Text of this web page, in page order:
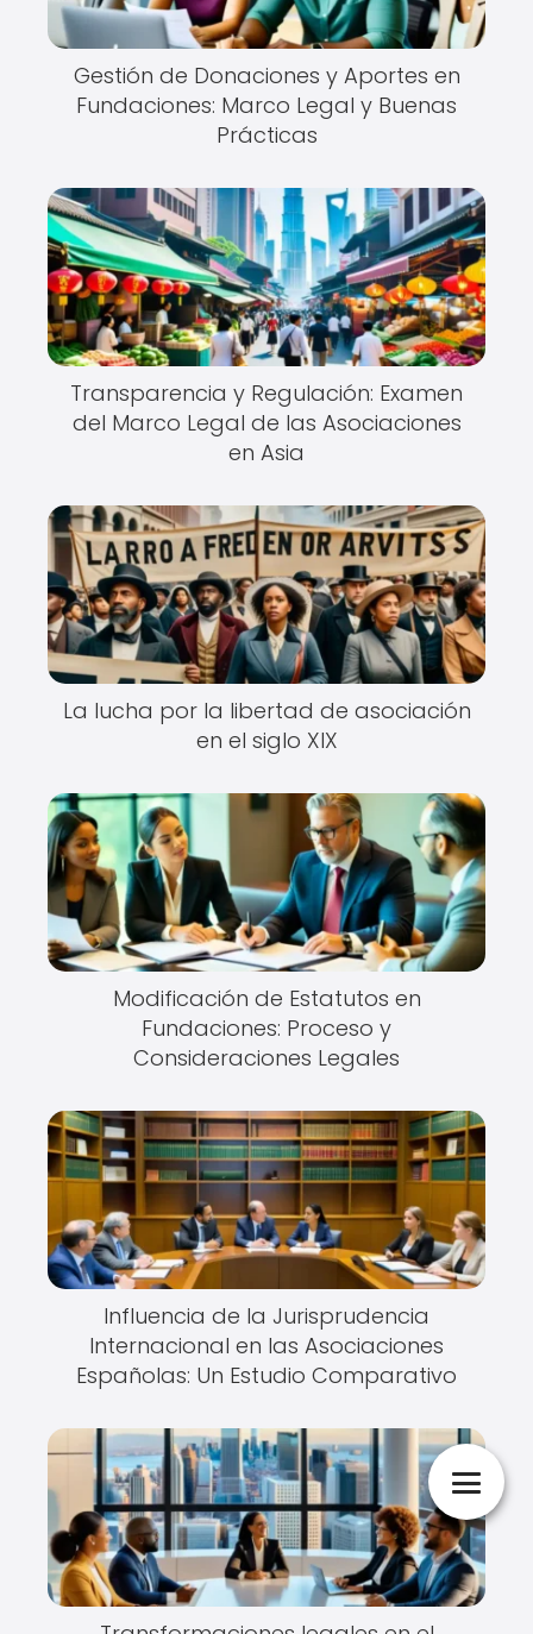
Gestión de Donaciones y Aportes en
Fundaciones: Marco Legal y Buenas
Prácticas
Transparencia y Regulación: Examen
del Marco Legal de las Asociaciones
en Asia
La lucha por la libertad de asociación
en el siglo XIX
Modificación de Estatutos en
Fundaciones: Proceso y
Consideraciones Legales
Influencia de la Jurisprudencia
Internacional en las Asociaciones
Españolas: Un Estudio Comparativo